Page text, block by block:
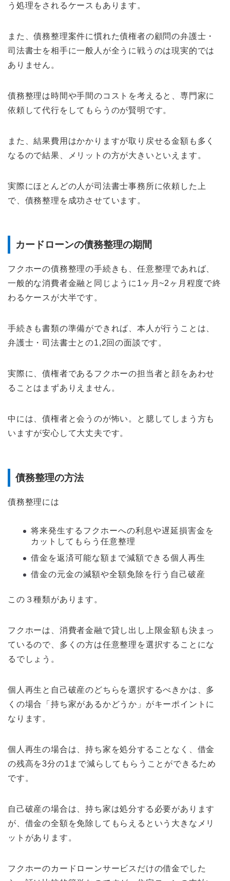
う処理をされるケースもあります。
また、債務整理案件に慣れた債権者の顧問の弁護士・
司法書士を相手に一般人が全うに戦うのは現実的では
ありません。
債務整理は時間や手間のコストを考えると、専門家に
依頼して代行をしてもらうのが賢明です。
また、結果費用はかかりますが取り戻せる金額も多く
なるので結果、メリットの方が大きいといえます。
実際にほとんどの人が司法書士事務所に依頼した上
で、債務整理を成功させています。
カードローンの債務整理の期間
フクホーの債務整理の手続きも、任意整理であれば、
一般的な消費者金融と同じように1ヶ月~2ヶ月程度で終
わるケースが大半です。
手続きも書類の準備ができれば、本人が行うことは、
弁護士・司法書士との1,2回の面談です。
実際に、債権者であるフクホーの担当者と顔をあわせ
ることはまずありえません。
中には、債権者と会うのが怖い。と臆してしまう方も
いますが安心して大丈夫です。
債務整理の方法
債務整理には
将来発生するフクホーへの利息や遅延損害金を
カットしてもらう任意整理
借金を返済可能な額まで減額できる個人再生
借金の元金の減額や全額免除を行う自己破産
この３種類があります。
フクホーは、消費者金融で貸し出し上限金額も決まっ
ているので、多くの方は任意整理を選択することにな
るでしょう。
個人再生と自己破産のどちらを選択するべきかは、多
くの場合「持ち家があるかどうか」がキーポイントに
なります。
個人再生の場合は、持ち家を処分することなく、借金
の残高を3分の1まで減らしてもらうことができるため
です。
自己破産の場合は、持ち家は処分する必要があります
が、借金の全額を免除してもらえるという大きなメリ
ットがあります。
フクホーのカードローンサービスだけの借金でした